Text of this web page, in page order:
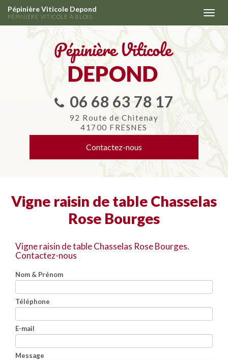
Aller
au
Pépinière Viticole Depond
PÉPINIÈRE VITICOLE À BLOIS
06 68 63 78 17
92 Route de Chitenay
41700 FRESNES
Contactez-nous
Vigne raisin de table Chasselas
Rose Bourges
Vigne raisin de table Chasselas Rose Bourges.
Contactez-nous
Nom & Prénom
Téléphone
E-mail
Message